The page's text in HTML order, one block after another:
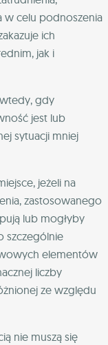
w celu podnoszenia
ich
jak i
gdy
jest lub
sytuacji mniej
jeżeli na
zastosowanego
lub mogłyby
szczególnie
elementów
liczby
ze względu
nie muszą się